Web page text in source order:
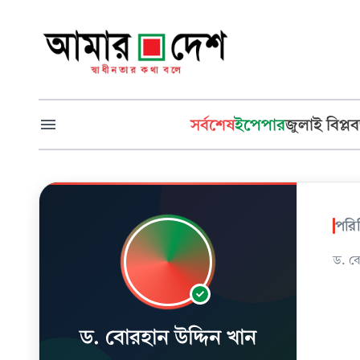
সর্বশেষইপেপারজুলাই বিপ্লব
ড. বোরহান উদ্দিন খান
ড.